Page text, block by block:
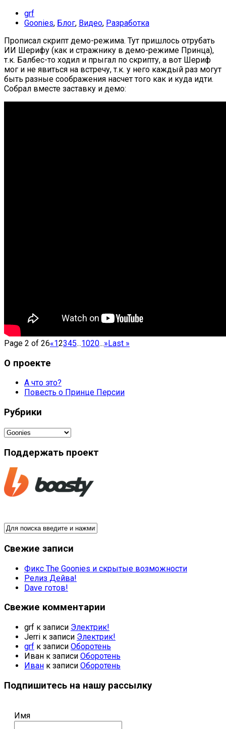
grf
Goonies, Блог, Видео, Разработка
Прописал скрипт демо-режима. Тут пришлось отрубать
ИИ Шерифу (как и стражнику в демо-режиме Принца),
т.к. Балбес-то ходил и прыгал по скрипту, а вот Шериф
мог и не явиться на встречу, т.к. у него каждый раз могут
быть разные соображения насчет того как и куда идти.
Собрал вместе заставку и демо:
Page 2 of 26«12345...1020...»Last »
О проекте
А что это?
Повесть о Принце Персии
Рубрики
Рубрики
Поддержать проект
Свежие записи
Фикс The Goonies и скрытые возможности
Релиз Дейва!
Dave готов!
Свежие комментарии
grf к записи Электрик!
Jerri к записи Электрик!
grf к записи Оборотень
Иван к записи Оборотень
Иван к записи Оборотень
Подпишитесь на нашу рассылку
Имя